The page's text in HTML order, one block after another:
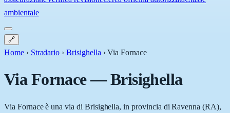
ambientale
🔗
Home › Stradario › Brisighella ›Via Fornace
Via Fornace—Brisighella
Via Fornace è una via di Brisighella, in provincia di Ravenna (RA),